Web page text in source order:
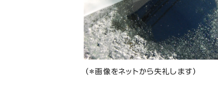
（＊画像をネットから失礼します）